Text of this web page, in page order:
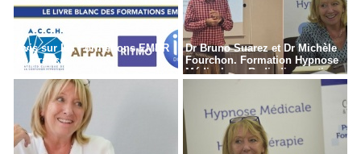
Avis sur les Formations EMDR
en France
Dr Bruno Suarez et Dr Michèle
Fourchon. Formation Hypnose
Médicale en Radiodiagnostic,